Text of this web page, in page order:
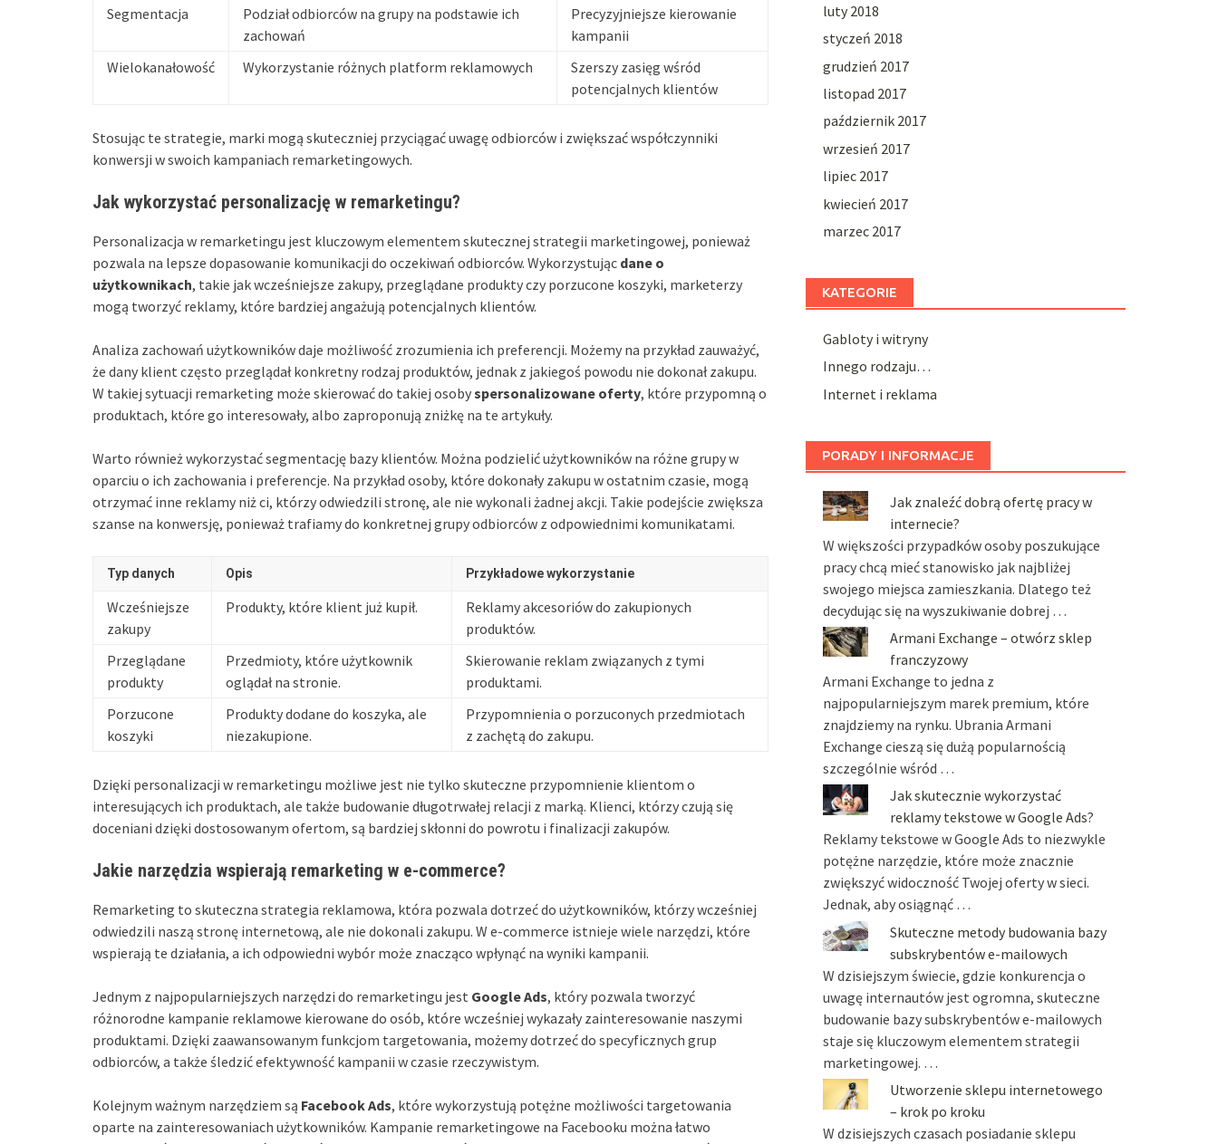
Segmentacja
Podział odbiorców na grupy na podstawie ich
zachowań
Precyzyjniejsze kierowanie
kampanii
Wielokanałowość
Wykorzystanie różnych platform reklamowych
Szerszy zasięg wśród
potencjalnych klientów
Stosując te strategie, marki mogą skuteczniej przyciągać uwagę odbiorców i zwiększać współczynniki
konwersji w swoich kampaniach remarketingowych.
Jak wykorzystać personalizację w remarketingu?
Personalizacja w remarketingu jest kluczowym elementem skutecznej strategii marketingowej, ponieważ
pozwala na lepsze dopasowanie komunikacji do oczekiwań odbiorców. Wykorzystując dane o
użytkownikach, takie jak wcześniejsze zakupy, przeglądane produkty czy porzucone koszyki, marketerzy
mogą tworzyć reklamy, które bardziej angażują potencjalnych klientów.
Analiza zachowań użytkowników daje możliwość zrozumienia ich preferencji. Możemy na przykład zauważyć,
że dany klient często przeglądał konkretny rodzaj produktów, jednak z jakiegoś powodu nie dokonał zakupu.
W takiej sytuacji remarketing może skierować do takiej osobyspersonalizowane oferty, które przypomną o
produktach, które go interesowały, albo zaproponują zniżkę na te artykuły.
Warto również wykorzystać segmentację bazy klientów. Można podzielić użytkowników na różne grupy w
oparciu o ich zachowania i preferencje. Na przykład osoby, które dokonały zakupu w ostatnim czasie, mogą
otrzymać inne reklamy niż ci, którzy odwiedzili stronę, ale nie wykonali żadnej akcji. Takie podejście zwiększa
szanse na konwersję, ponieważ trafiamy do konkretnej grupy odbiorców z odpowiednimi komunikatami.
Typ danych Opis Przykładowe wykorzystanie
Wcześniejsze
zakupy
Produkty, które klient już kupił.
Reklamy akcesoriów do zakupionych
produktów.
Przeglądane
produkty
Przedmioty, które użytkownik
oglądał na stronie.
Skierowanie reklam związanych z tymi
produktami.
Porzucone
koszyki
Produkty dodane do koszyka, ale
niezakupione.
Przypomnienia o porzuconych przedmiotach
z zachętą do zakupu.
Dzięki personalizacji w remarketingu możliwe jest nie tylko skuteczne przypomnienie klientom o
interesujących ich produktach, ale także budowanie długotrwałej relacji z marką. Klienci, którzy czują się
doceniani dzięki dostosowanym ofertom, są bardziej skłonni do powrotu i finalizacji zakupów.
Jakie narzędzia wspierają remarketing w e-commerce?
Remarketing to skuteczna strategia reklamowa, która pozwala dotrzeć do użytkowników, którzy wcześniej
odwiedzili naszą stronę internetową, ale nie dokonali zakupu. W e-commerce istnieje wiele narzędzi, które
wspierają te działania, a ich odpowiedni wybór może znacząco wpłynąć na wyniki kampanii.
Jednym z najpopularniejszych narzędzi do remarketingu jest Google Ads, który pozwala tworzyć
różnorodne kampanie reklamowe kierowane do osób, które wcześniej wykazały zainteresowanie naszymi
produktami. Dzięki zaawansowanym funkcjom targetowania, możemy dotrzeć do specyficznych grup
odbiorców, a także śledzić efektywność kampanii w czasie rzeczywistym.
Kolejnym ważnym narzędziem są Facebook Ads, które wykorzystują potężne możliwości targetowania
oparte na zainteresowaniach użytkowników. Kampanie remarketingowe na Facebooku można łatwo
luty 2018
styczeń 2018
grudzień 2017
listopad 2017
październik 2017
wrzesień 2017
lipiec 2017
kwiecień 2017
marzec 2017
KATEGORIE
Gabloty i witryny
Innego rodzaju…
Internet i reklama
PORADY I INFORMACJE
Jak znaleźć dobrą ofertę pracy w
internecie?
W większości przypadków osoby poszukujące
pracy chcą mieć stanowisko jak najbliżej
swojego miejsca zamieszkania. Dlatego też
decydując się na wyszukiwanie dobrej …
Armani Exchange – otwórz sklep
franczyzowy
Armani Exchange to jedna z
najpopularniejszym marek premium, które
znajdziemy na rynku. Ubrania Armani
Exchange cieszą się dużą popularnością
szczególnie wśród …
Jak skutecznie wykorzystać
reklamy tekstowe w Google Ads?
Reklamy tekstowe w Google Ads to niezwykle
potężne narzędzie, które może znacznie
zwiększyć widoczność Twojej oferty w sieci.
Jednak, aby osiągnąć …
Skuteczne metody budowania bazy
subskrybentów e-mailowych
W dzisiejszym świecie, gdzie konkurencja o
uwagę internautów jest ogromna, skuteczne
budowanie bazy subskrybentów e-mailowych
staje się kluczowym elementem strategii
marketingowej. …
Utworzenie sklepu internetowego
– krok po kroku
W dzisiejszych czasach posiadanie sklepu